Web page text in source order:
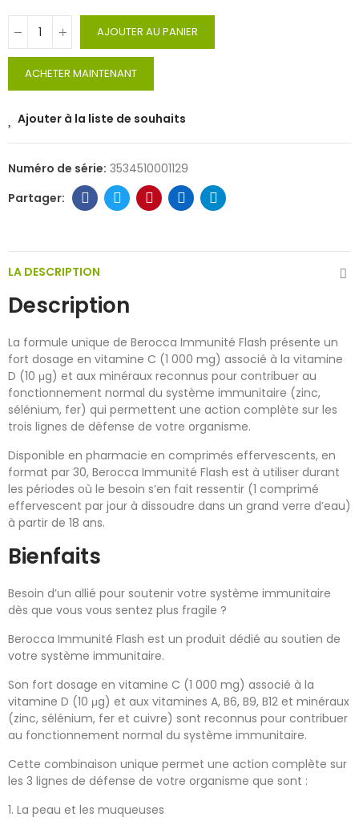
AJOUTER AU PANIER
ACHETER MAINTENANT
Ajouter à la liste de souhaits
Numéro de série: 3534510001129
LA DESCRIPTION
Description
La formule unique de Berocca Immunité Flash présente un
fort dosage en vitamine C (1 000 mg) associé à la vitamine
D (10 μg) et aux minéraux reconnus pour contribuer au
fonctionnement normal du système immunitaire (zinc,
sélénium, fer) qui permettent une action complète sur les
trois lignes de défense de votre organisme.
Disponible en pharmacie en comprimés effervescents, en
format par 30, Berocca Immunité Flash est à utiliser durant
les périodes où le besoin s’en fait ressentir (1 comprimé
effervescent par jour à dissoudre dans un grand verre d’eau)
à partir de 18 ans.
Bienfaits
Besoin d’un allié pour soutenir votre système immunitaire
dès que vous vous sentez plus fragile ?
​Berocca Immunité Flash est un produit dédié au soutien de
votre système immunitaire.​
Son fort dosage en vitamine C (1 000 mg) associé à la
vitamine D (10 μg) et aux vitamines A, B6, B9, B12 et minéraux
(zinc, sélénium, fer et cuivre) sont reconnus pour contribuer
au fonctionnement normal du système immunitaire. ​
Cette combinaison unique permet une action complète sur
les 3 lignes de défense de votre organisme que sont : ​ ​
1. La peau et les muqueuses​